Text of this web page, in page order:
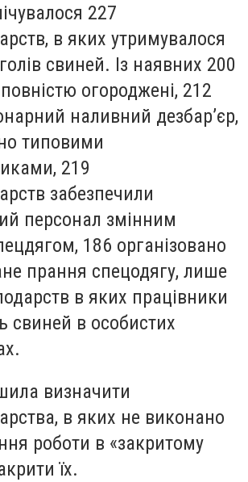
227
в яких утримувалося
свиней. Із наявних 200
огороджені, 212
наливний дезбар’єр,
типовими
219
забезпечили
персонал змінним
186 організовано
прання спецодягу, лише
в яких працівники
свиней в особистих
визначити
в яких не виконано
роботи в «закритому
їх.